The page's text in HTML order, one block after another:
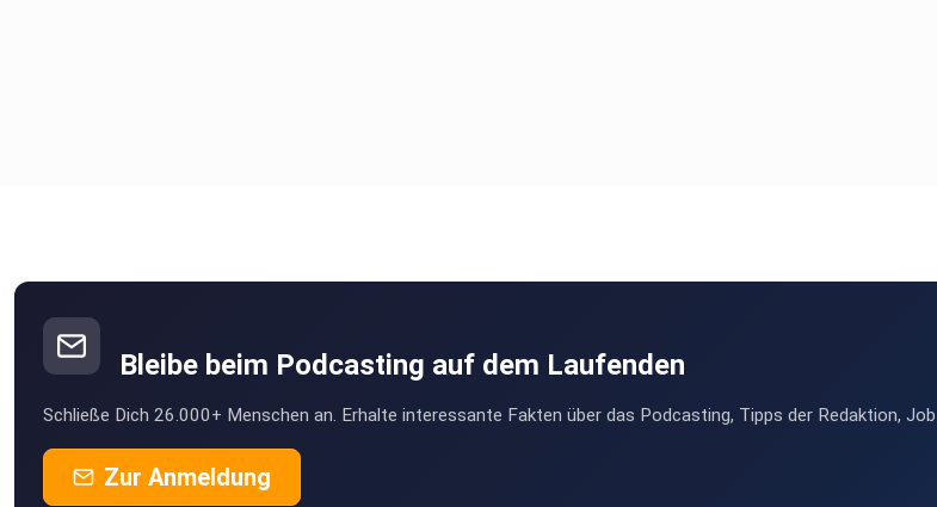
Bleibe beim Podcasting auf dem Laufenden
Schließe Dich 26.000+ Menschen an. Erhalte interessante Fakten über das Podcasting, Tipps der Redaktion,
Zur Anmeldung